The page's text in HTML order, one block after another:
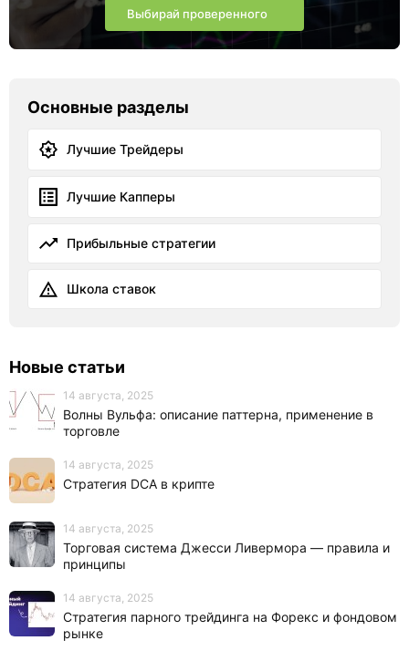
Выбирай проверенного
Основные разделы
Лучшие Трейдеры
Лучшие Капперы
Прибыльные стратегии
Школа ставок
Новые статьи
14 августа, 2025
Волны Вульфа: описание паттерна, применение в
торговле
14 августа, 2025
Стратегия DCA в крипте
14 августа, 2025
Торговая система Джесси Ливермора — правила и
принципы
14 августа, 2025
Стратегия парного трейдинга на Форекс и фондовом
рынке